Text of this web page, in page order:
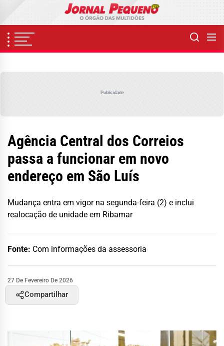
content
Publicidade
Agência Central dos Correios
passa a funcionar em novo
endereço em São Luís
Mudança entra em vigor na segunda-feira (2) e inclui
realocação de unidade em Ribamar
Fonte: Com informações da assessoria
27 De Fevereiro De 2026
Compartilhar